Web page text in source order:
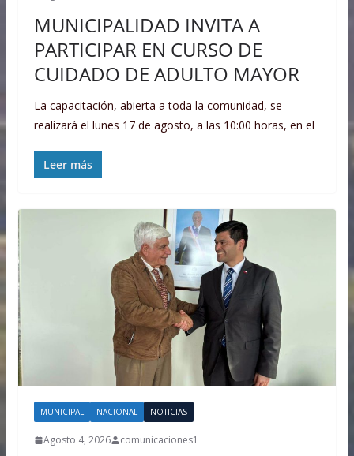
MUNICIPALIDAD INVITA A
PARTICIPAR EN CURSO DE
CUIDADO DE ADULTO MAYOR
La capacitación, abierta a toda la comunidad, se
realizará el lunes 17 de agosto, a las 10:00 horas, en el
Leer más
MUNICIPAL NACIONAL NOTICIAS
Agosto 4, 2026 comunicaciones1